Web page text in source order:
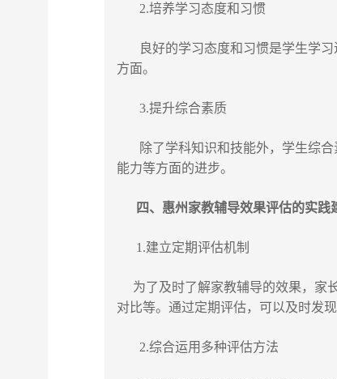
2.培养学习态度和习惯
良好的学习态度和习惯是学生学习
方面。
3.提升综合素质
除了学科知识和技能外，学生综合
能力等方面的进步。
四、 惠州家教辅导效果评估的实践
1.建立定期评估机制
为了及时了解家教辅导的效果，家
对比等。通过定期评估，可以及时发
2.综合运用多种评估方法